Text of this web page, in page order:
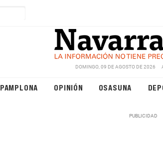
DOMINGO, 09 DE AGOSTO DE 2026
PAMPLONA OPINIÓN OSASUNA